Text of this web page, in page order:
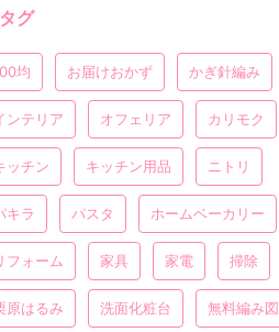
タグ
均 お届けおかず かぎ針編み
ンテリア オフェリア カリモク
ッチン キッチン用品 ニトリ
キラ パスタ ホームベーカリー
フォーム 家具 家電 掃除
原はるみ 洗面化粧台 無料編み図